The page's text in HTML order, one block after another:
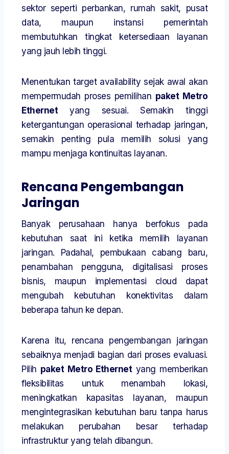
sektor seperti perbankan, rumah sakit, pusat
data, maupun instansi pemerintah
membutuhkan tingkat ketersediaan layanan
yang jauh lebih tinggi.
Menentukan target availability sejak awal akan
mempermudah proses pemilihan paket Metro
Ethernetyang sesuai. Semakin tinggi
ketergantungan operasional terhadap jaringan,
semakin penting pula memilih solusi yang
mampu menjaga kontinuitas layanan.
Rencana Pengembangan
Jaringan
Banyak perusahaan hanya berfokus pada
kebutuhan saat ini ketika memilih layanan
jaringan. Padahal, pembukaan cabang baru,
penambahan pengguna, digitalisasi proses
bisnis, maupun implementasi cloud dapat
mengubah kebutuhan konektivitas dalam
beberapa tahun ke depan.
Karena itu, rencana pengembangan jaringan
sebaiknya menjadi bagian dari proses evaluasi.
Pilih paket Metro Ethernetyang memberikan
fleksibilitas untuk menambah lokasi,
meningkatkan kapasitas layanan, maupun
mengintegrasikan kebutuhan baru tanpa harus
melakukan perubahan besar terhadap
infrastruktur yang telah dibangun.